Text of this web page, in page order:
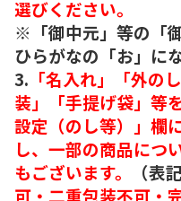
選びください。
※「御中元」等の「
ひらがなの「お」に
3. 「名入れ」「外の
装」「手提げ袋」等
設定（のし等）」欄
し、一部の商品につ
もございます。
（表
可・二重包装不可・